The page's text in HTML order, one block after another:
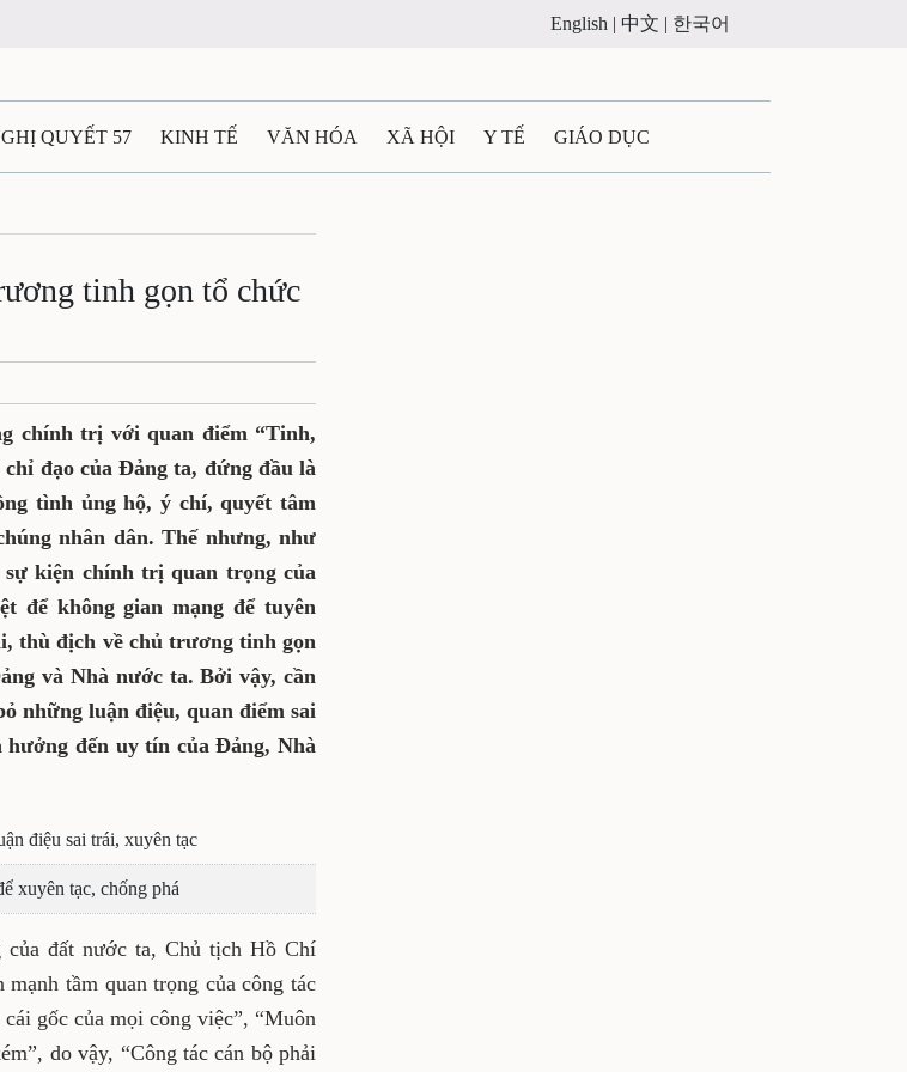
English | 中文 | 한국어
QUYẾT 57 KINH TẾ VĂN HÓA XÃ HỘI Y TẾ GIÁO DỤC
TRƯỜNG THỂ THAO THÔNG TIN - QUẢNG CÁO
tinh gọn tổ chức
chính trị với quan điểm “Tinh,
đạo của Đảng ta, đứng đầu là
tình ủng hộ, ý chí, quyết tâm
nhân dân. Thế nhưng, như
kiện chính trị quan trọng của
để không gian mạng để tuyên
thù địch về chủ trương tinh gọn
và Nhà nước ta. Bởi vậy, cần
những luận điệu, quan điểm sai
đến uy tín của Đảng, Nhà
điệu sai trái, xuyên tạc
xuyên tạc, chống phá
của đất nước ta, Chủ tịch Hồ Chí
tầm quan trọng của công tác
gốc của mọi công việc”, “Muôn
do vậy, “Công tác cán bộ phải